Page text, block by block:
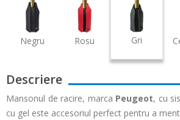
Negru Rosu Gri
Descriere
Mansonul de racire, marca Peugeot, cu
cu gel este accesoriul perfect pentru a